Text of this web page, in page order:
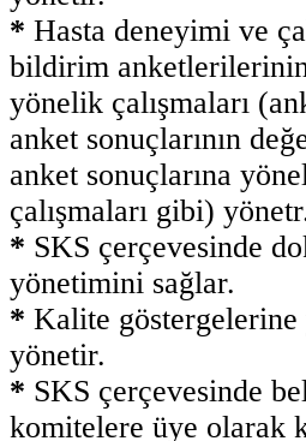
* Hasta deneyimi ve
bildirim
yönelik çalışmaları
anket sonuçlarının
anket sonuçlarına
çalışmaları gibi)
* SKS çerçevesinde
yönetimini sağlar.
* Kalite
yönetir.
* SKS çerçevesinde
komitelere üye olarak